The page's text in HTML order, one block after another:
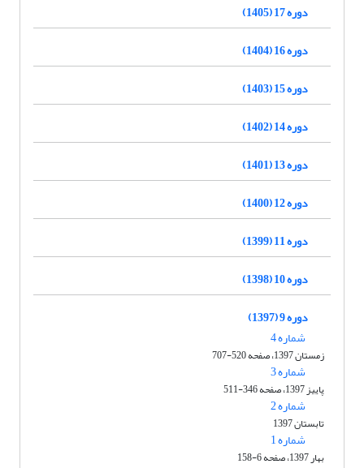
دوره 17 (1405)
دوره 16 (1404)
دوره 15 (1403)
دوره 14 (1402)
دوره 13 (1401)
دوره 12 (1400)
دوره 11 (1399)
دوره 10 (1398)
دوره 9 (1397)
شماره 4
زمستان 1397، صفحه 520-707
شماره 3
پاییز 1397، صفحه 346-511
شماره 2
تابستان 1397
شماره 1
بهار 1397، صفحه 6-158